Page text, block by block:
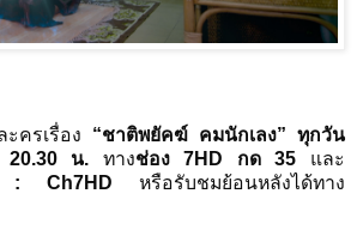
ครเรื่อง “ชาติพยัคฆ์ คมนักเลง” ทุกวัน
20.30น. ทางช่อง7HD กด35 และ
: Ch7HD
หรือรับชมย้อนหลังได้ทาง